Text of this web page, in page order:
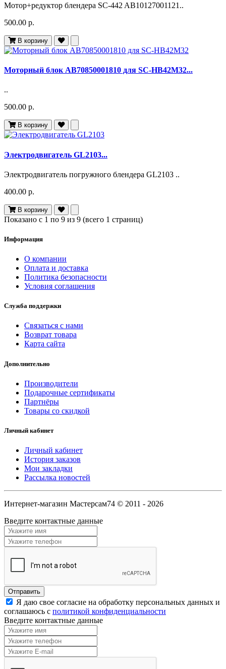
Мотор+редуктор блендера SC-442 AB10127001121..
500.00 р.
В корзину
Моторный блок AB70850001810 для SC-HB42M32...
..
500.00 р.
В корзину
Электродвигатель GL2103...
Электродвигатель погружного блендера GL2103 ..
400.00 р.
В корзину
Показано с 1 по 9 из 9 (всего 1 страниц)
Информация
О компании
Оплата и доставка
Политика безопасности
Условия соглашения
Служба поддержки
Связаться с нами
Возврат товара
Карта сайта
Дополнительно
Производители
Подарочные сертификаты
Партнёры
Товары со скидкой
Личный кабинет
Личный кабинет
История заказов
Мои закладки
Рассылка новостей
Интернет-магазин Мастерсам74 © 2011 - 2026
Введите контактные данные
Я даю свое согласие на обработку персональных данных и
соглашаюсь с политикой конфиденциальности
Введите контактные данные